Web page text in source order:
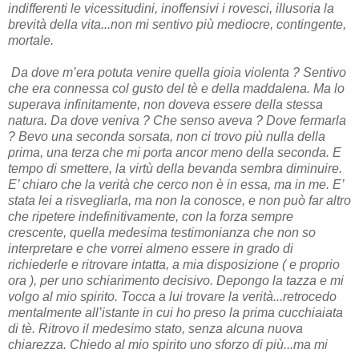
indifferenti le vicessitudini, inoffensivi i rovesci, illusoria la
brevità della vita...non mi sentivo più mediocre, contingente,
mortale.
Da dove m’era potuta venire quella gioia violenta ? Sentivo
che era connessa col gusto del tè e della maddalena. Ma lo
superava infinitamente, non doveva essere della stessa
natura. Da dove veniva ? Che senso aveva ? Dove fermarla
? Bevo una seconda sorsata, non ci trovo più nulla della
prima, una terza che mi porta ancor meno della seconda. E
tempo di smettere, la virtù della bevanda sembra diminuire.
E’ chiaro che la verità che cerco non è in essa, ma in me. E’
stata lei a risvegliarla, ma non la conosce, e non può far altro
che ripetere indefinitivamente, con la forza sempre
crescente, quella medesima testimonianza che non so
interpretare e che vorrei almeno essere in grado di
richiederle e ritrovare intatta, a mia disposizione ( e proprio
ora ), per uno schiarimento decisivo. Depongo la tazza e mi
volgo al mio spirito. Tocca a lui trovare la verità...retrocedo
mentalmente all’istante in cui ho preso la prima cucchiaiata
di tè. Ritrovo il medesimo stato, senza alcuna nuova
chiarezza. Chiedo al mio spirito uno sforzo di più...ma mi